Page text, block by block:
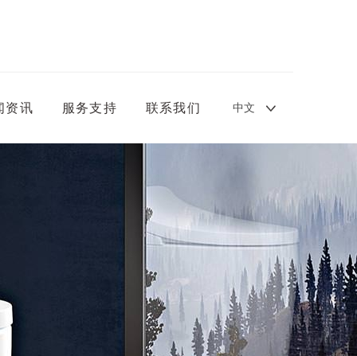
中文
资讯 服务支持 联系我们